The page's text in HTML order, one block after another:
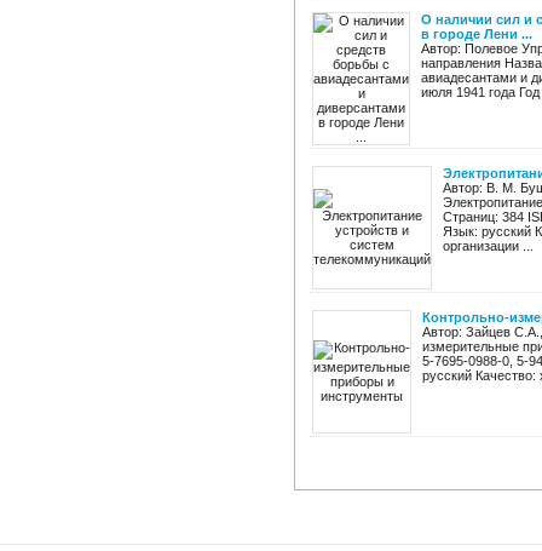
O наличии сил и
в городе Лени ...
Автор: Полевое
направления
авиадесантами и
июля 1941 года
Автор: В. М.
Страниц: 384
Язык: русский
организации ...
Контрольно-
Автор: Зайцев
измерительные
5-7695-0988-0, 5-
русский